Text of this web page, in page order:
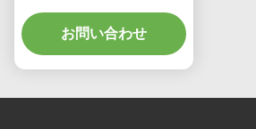
ジング・ダブルスクリー
ン,車両ホイールアライナ
メント精度のためのリア
お問い合わせ